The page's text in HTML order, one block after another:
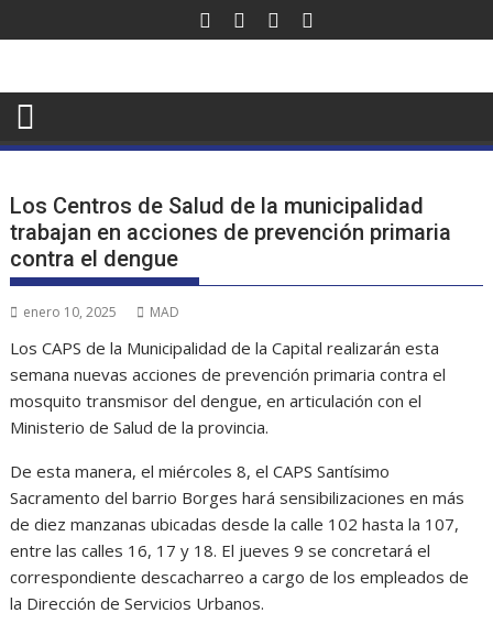
al
Los Centros de Salud de la municipalidad
trabajan en acciones de prevención primaria
contra el dengue
enero 10, 2025 MAD
Los CAPS de la Municipalidad de la Capital realizarán esta
semana nuevas acciones de prevención primaria contra el
mosquito transmisor del dengue, en articulación con el
Ministerio de Salud de la provincia.
De esta manera, el miércoles 8, el CAPS Santísimo
Sacramento del barrio Borges hará sensibilizaciones en más
de diez manzanas ubicadas desde la calle 102 hasta la 107,
entre las calles 16, 17 y 18. El jueves 9 se concretará el
correspondiente descacharreo a cargo de los empleados de
la Dirección de Servicios Urbanos.